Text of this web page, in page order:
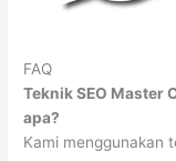
FAQ
Teknik SEO Master
apa?
Kami menggunakan